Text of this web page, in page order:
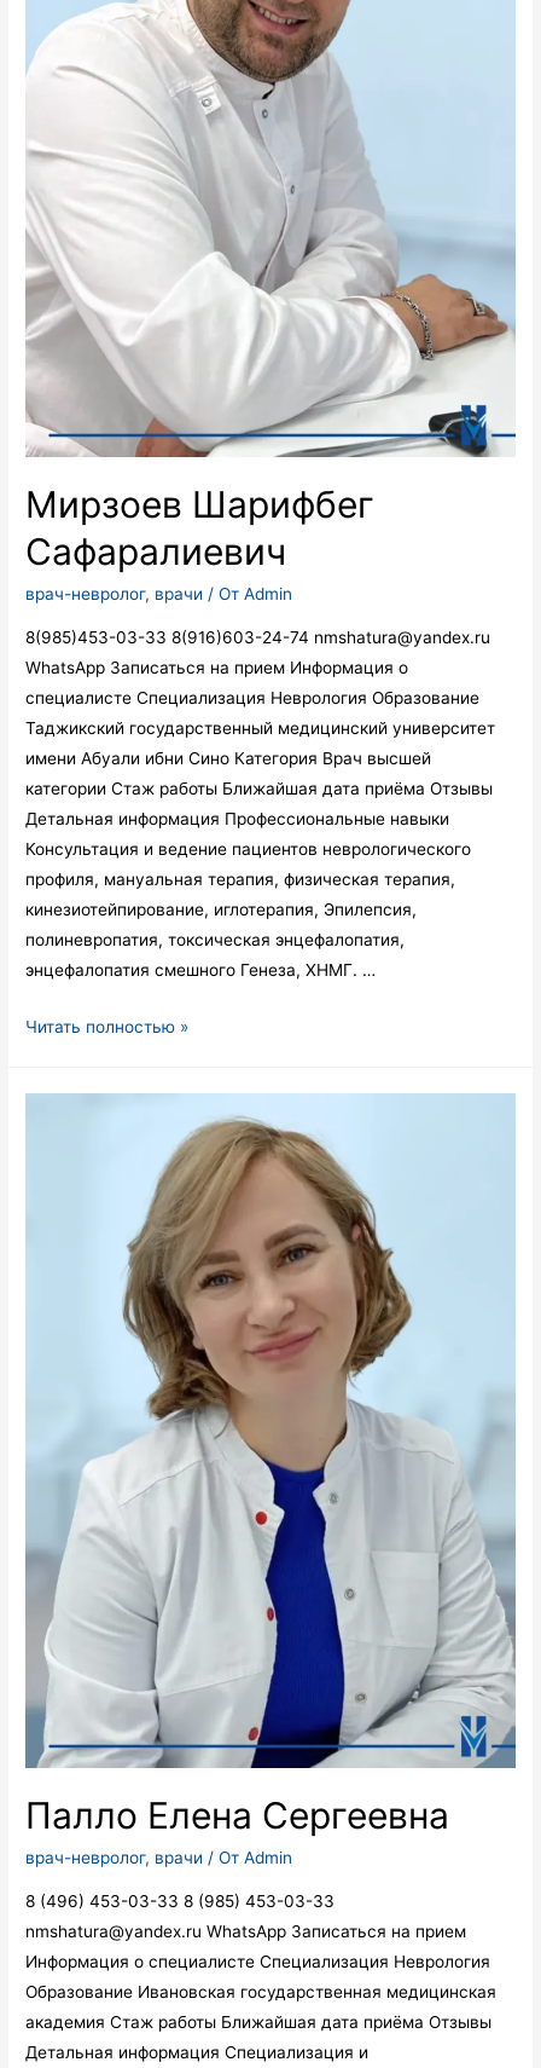
Мирзоев Шарифбег
Сафаралиевич
врач-невролог, врачи / От Admin
8(985)453-03-33 8(916)603-24-74 nmshatura@yandex.ru
WhatsApp Записаться на прием Информация о
специалисте Специализация Неврология Образование
Таджикский государственный медицинский университет
имени Абуали ибни Сино Категория Врач высшей
категории Стаж работы Ближайшая дата приёма Отзывы
Детальная информация Профессиональные навыки
Консультация и ведение пациентов неврологического
профиля, мануальная терапия, физическая терапия,
кинезиотейпирование, иглотерапия, Эпилепсия,
полиневропатия, токсическая энцефалопатия,
энцефалопатия смешного Генеза, ХНМГ. …
Мирзоев
Читать полностью »
Палло Елена Сергеевна
врач-невролог, врачи / От Admin
8 (496) 453-03-33 8 (985) 453-03-33
nmshatura@yandex.ru WhatsApp Записаться на прием
Информация о специалисте Специализация Неврология
Образование Ивановская государственная медицинская
академия Стаж работы Ближайшая дата приёма Отзывы
Детальная информация Специализация и